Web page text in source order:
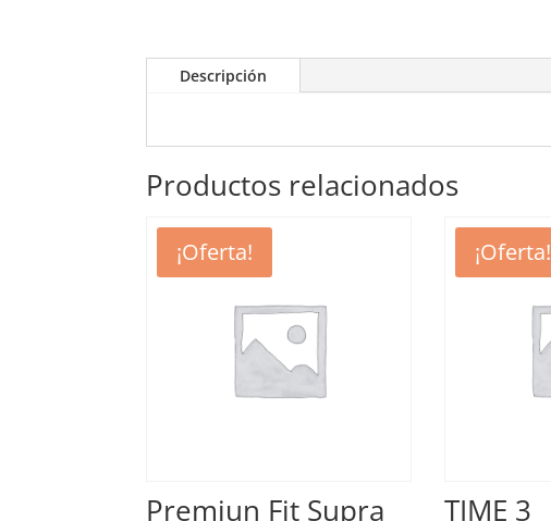
Descripción
Productos relacionados
¡Oferta!
Premiun Fit Supra
¡Oferta!
TIME 3